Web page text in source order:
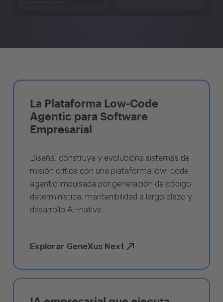
La Plataforma Low-Code
Agentic para Software
Empresarial
Diseña, construye y evoluciona sistemas de
misión crítica con una plataforma low-code
agentic impulsada por generación de código
determinística, mantenibilidad a largo plazo y
desarrollo AI-native.
Explorar GeneXus Next